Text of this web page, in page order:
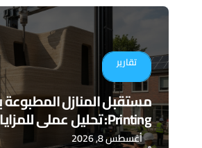
تقارير
Printing: تحليل عملي للمزايا والتحديات
أغسطس 8, 2026